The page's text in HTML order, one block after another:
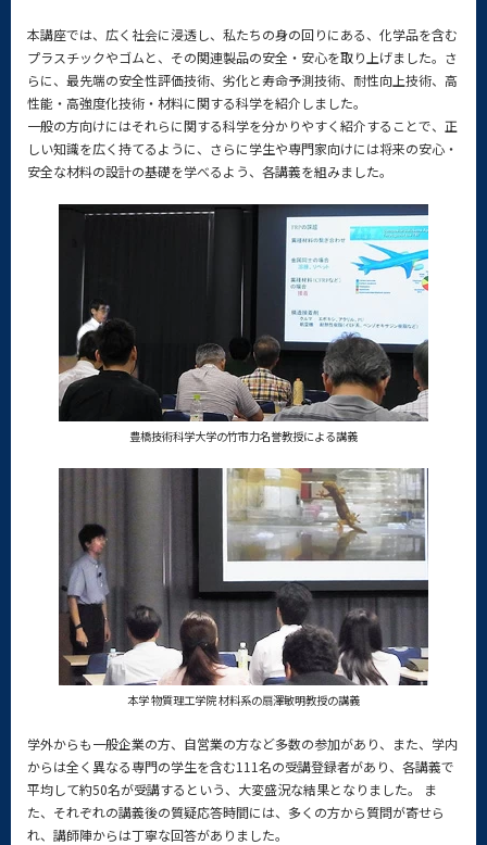
本講座では、広く社会に浸透し、私たちの身の回りにある、化学品を含む
プラスチックやゴムと、その関連製品の安全・安心を取り上げました。さ
らに、最先端の安全性評価技術、劣化と寿命予測技術、耐性向上技術、高
性能・高強度化技術・材料に関する科学を紹介しました。
一般の方向けにはそれらに関する科学を分かりやすく紹介することで、正
しい知識を広く持てるように、さらに学生や専門家向けには将来の安心・
安全な材料の設計の基礎を学べるよう、各講義を組みました。
豊橋技術科学大学の竹市力名誉教授による講義
本学 物質理工学院 材料系の扇澤敏明教授の講義
学外からも一般企業の方、自営業の方など多数の参加があり、また、学内
からは全く異なる専門の学生を含む111名の受講登録者があり、各講義で
平均して約50名が受講するという、大変盛況な結果となりました。 ま
た、それぞれの講義後の質疑応答時間には、多くの方から質問が寄せら
れ、講師陣からは丁寧な回答がありました。